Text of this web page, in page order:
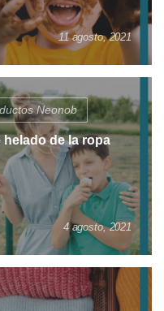
11 agosto, 2021
Neonob
de la ropa
4 agosto, 2021